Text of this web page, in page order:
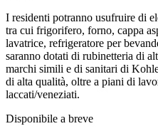
I residenti potranno usufruire di
tra cui frigorifero, forno, cappa
lavatrice, refrigeratore per
saranno dotati di rubinetteria di
marchi simili e di sanitari di
di alta qualità, oltre a piani di
laccati/veneziati.
Disponibile a breve